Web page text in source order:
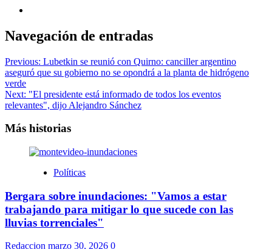
Navegación de entradas
Previous: Lubetkin se reunió con Quirno: canciller argentino
aseguró que su gobierno no se opondrá a la planta de hidrógeno
verde
Next: "El presidente está informado de todos los eventos
relevantes", dijo Alejandro Sánchez
Más historias
Políticas
Bergara sobre inundaciones: "Vamos a estar
trabajando para mitigar lo que sucede con las
lluvias torrenciales"
Redaccion marzo 30, 2026 0